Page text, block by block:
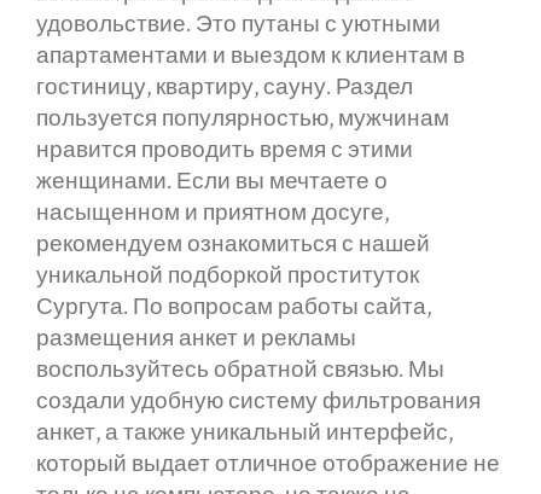
удовольствие. Это путаны с уютными
апартаментами и выездом к клиентам в
гостиницу, квартиру, сауну. Раздел
пользуется популярностью, мужчинам
нравится проводить время с этими
женщинами. Если вы мечтаете о
насыщенном и приятном досуге,
рекомендуем ознакомиться с нашей
уникальной подборкой проституток
Сургута. По вопросам работы сайта,
размещения анкет и рекламы
воспользуйтесь обратной связью. Мы
создали удобную систему фильтрования
анкет, а также уникальный интерфейс,
который выдает отличное отображение не